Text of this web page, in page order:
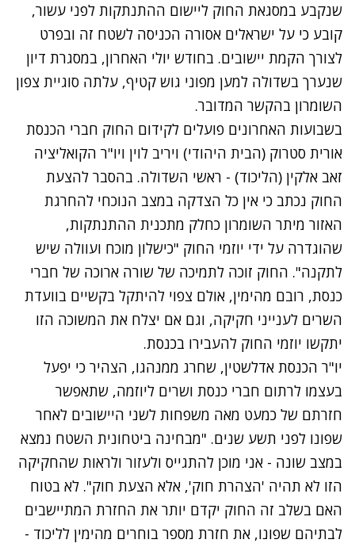
שנקבע במסגאת החוק ליישום ההתנתקות לפני עשור,
קובע כי על ישראלים אסורה הכניסה לשטח זה ובפרט
לצורך הקמת יישובים. בחודש יולי האחרון, במסגרת דיון
שנערך בשדולה למען מפוני גוש קטיף, עלתה סוגיית צפון
השומרון בהקשר המדובר.
בשבועות האחרונים פועלים לקידום החוק חברי הכנסת
אורית סטרוק (הבית היהודי) ויריב לוין ויו"ר הקואליציה
זאב אלקין (הליכוד) - ראשי השדולה. בהסבר להצעת
החוק נכתב כי אין כל הצדקה במצב הנוכחי להחרגת
האזור מיתר השומרון כחלק מתכנית ההתנתקות,
שהוגדרה על ידי יוזמי החוק "כישלון מוכח ועוולה שיש
לתקנה". החוק זוכה לתמיכה של שורה ארוכה של חברי
כנסת, רובם מהימין, אולם צפוי להיתקל בקשיים בוועדת
השרים לענייני חקיקה, וגם אם יצלח את המשוכה הזו
יתקשו יוזמי החוק להעבירו בכנסת.
יו"ר הכנסת אדלשטין, שחרג ממנהגו, הצהיר כי יפעל
בעצמו לרתום חברי כנסת ושרים ליוזמה, שתאפשר
חזרתם של כמעט מאה משפחות לשני היישובים לאחר
שפונו לפני תשע שנים. "מבחינה ביטחונית השטח נמצא
במצב שונה - אני מוכן להתגייס ולעזור ולראות שהחקיקה
הזו לא תהיה 'הצהרת חוק', אלא הצעת חוק". לא בטוח
האם בשלב זה החוק יקדם יותר את החזרת המתיישבים
לבתיהם שפונו, את חזרת מספר בוחרים מהימין לליכוד -